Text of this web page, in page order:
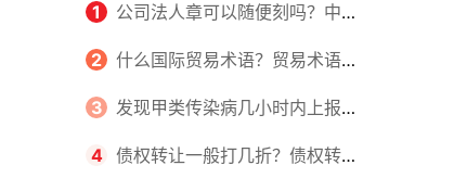
1 公司法人章可以随便刻吗？中华
人民共和国公司法第三条的内容是什
么？ 天天热闻
2 什么国际贸易术语？贸易术语在
国际贸易中起着积极的作用主要表现
在哪几个方面？_视点
3 发现甲类传染病几小时内上报？
工作期间得了传染病算不算工伤？
4 债权转让一般打几折？债权转让